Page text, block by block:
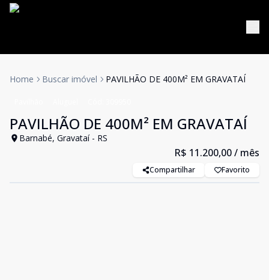
Home Buscar imóvel PAVILHÃO DE 400M² EM GRAVATAÍ
PAVILHÃO DE 400M² EM GRAVATAÍ
Barnabé, Gravataí - RS
R$ 11.200,00/ mês
Compartilhar Favorito